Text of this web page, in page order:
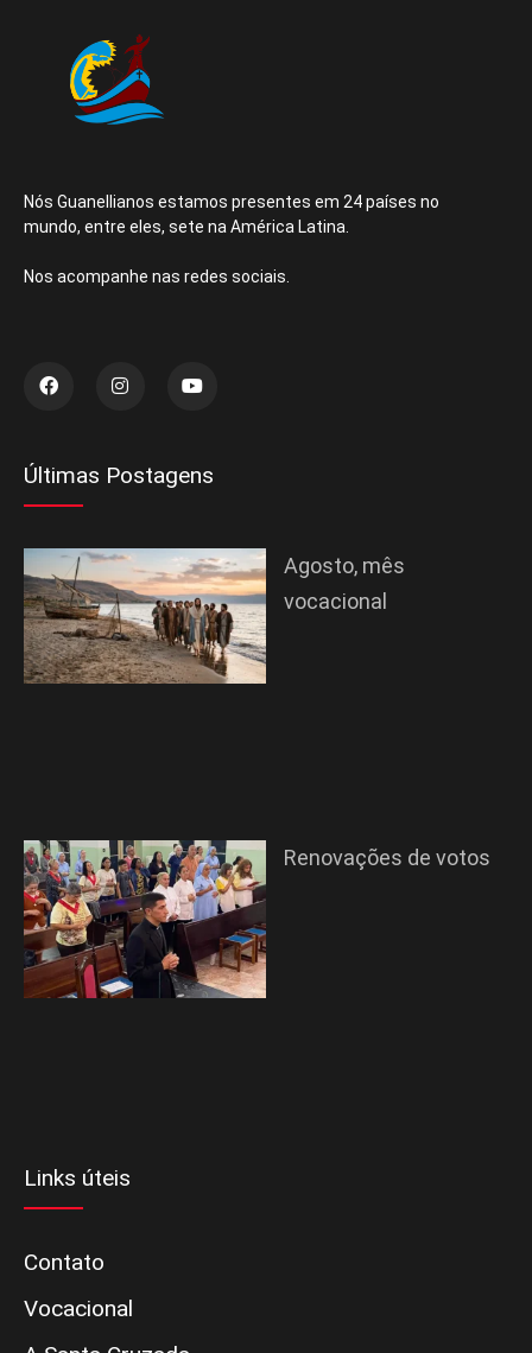
Nós Guanellianos estamos presentes em 24 países no
mundo, entre eles, sete na América Latina.
Nos acompanhe nas redes sociais.
Últimas Postagens
Agosto, mês
vocacional
Renovações de votos
Links úteis
Contato
Vocacional